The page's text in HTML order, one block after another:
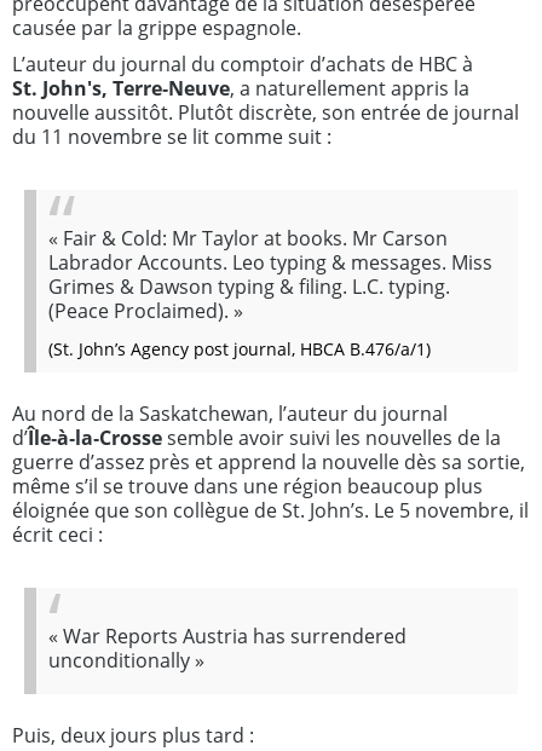
causée par la grippe espagnole.
L’auteur du journal du comptoir d’achats de HBC à
St. John's, Terre‑Neuve, a naturellement appris la
nouvelle aussitôt. Plutôt discrète, son entrée de journal
du 11 novembre se lit comme suit :
« Fair & Cold: Mr Taylor at books. Mr Carson
Labrador Accounts. Leo typing & messages. Miss
Grimes & Dawson typing & filing. L.C. typing.
(Peace Proclaimed). »
(St. John’s Agency post journal, HBCA B.476/a/1)
Au nord de la Saskatchewan, l’auteur du journal
d’Île‑à‑la‑Crossesemble avoir suivi les nouvelles de la
guerre d’assez près et apprend la nouvelle dès sa sortie,
même s’il se trouve dans une région beaucoup plus
éloignée que son collègue de St. John’s. Le 5 novembre, il
écrit ceci :
« War Reports Austria has surrendered
unconditionally»
Puis, deux jours plus tard :